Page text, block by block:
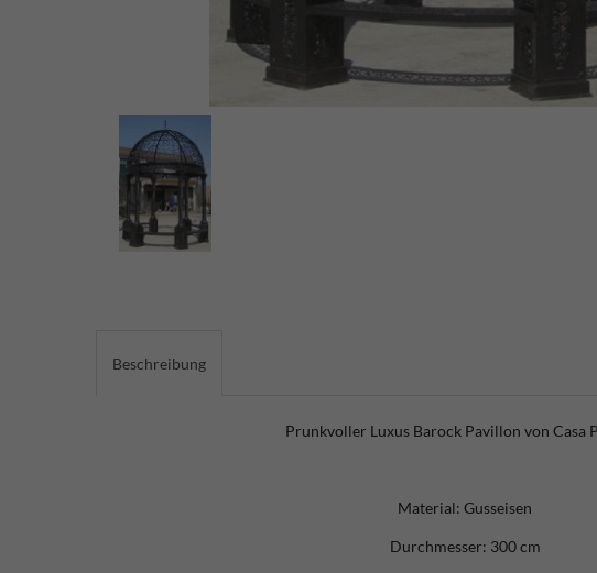
Beschreibung
Prunkvoller Luxus Barock Pavillon von Casa
Material: Gusseisen
Durchmesser: 300 cm